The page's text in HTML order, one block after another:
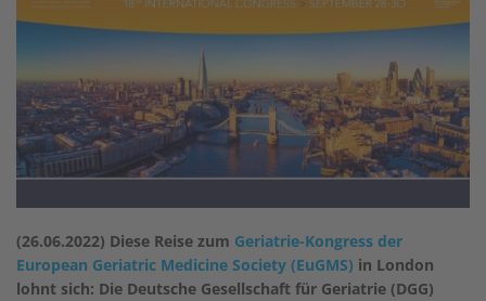
(26.06.2022) Diese Reise zum Geriatrie-Kongress der
European Geriatric Medicine Society (EuGMS) in London
lohnt sich: Die Deutsche Gesellschaft für Geriatrie (DGG)